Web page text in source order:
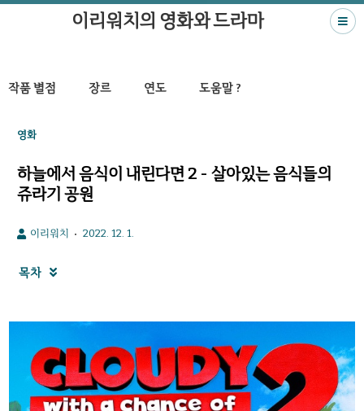
이리워치의 영화와 드라마
작품 별점 장르 연도 도움말 ?
영화
하늘에서 음식이 내린다면 2 - 살아있는 음식들의
쥬라기 공원
이리워치 2022. 12. 1.
목차 